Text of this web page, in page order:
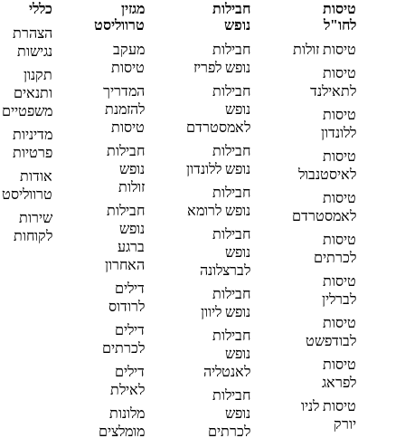
טיסות
לחו"ל
טיסות זולות
טיסות
לתאילנד
טיסות
ללונדון
טיסות
לאיסטנבול
טיסות
לאמסטרדם
טיסות
לכרתים
טיסות
לברלין
טיסות
לבודפשט
טיסות
לפראג
טיסות לניו
יורק
חבילות
נופש
חבילות
נופש לפריז
חבילות
נופש
לאמסטרדם
חבילות
נופש ללונדון
חבילות
נופש לרומא
חבילות
נופש
לברצלונה
חבילות
נופש ליוון
חבילות
נופש
לאנטליה
חבילות
נופש
לכרתים
מגזין
טרווליסט
מעקב
טיסות
המדריך
להזמנת
טיסות
חבילות
נופש
זולות
חבילות
נופש
ברגע
האחרון
דילים
לרודוס
דילים
לכרתים
דילים
לאילת
מלונות
מומלצים
כללי
הצהרת
נגישות
תקנון
ותנאים
משפטיים
מדיניות
פרטיות
אודות
טרווליסט
שירות
לקוחות